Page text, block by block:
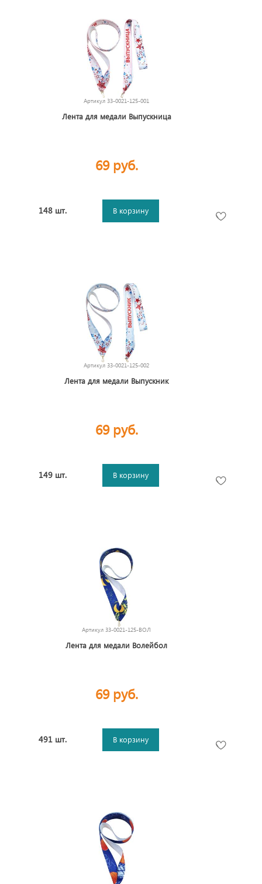
Артикул 33-0021-125-001
Лента для медали Выпускница
69 руб.
148 шт. В корзину
Артикул 33-0021-125-002
Лента для медали Выпускник
69 руб.
149 шт. В корзину
Артикул 33-0021-125-ВОЛ
Лента для медали Волейбол
69 руб.
491 шт. В корзину